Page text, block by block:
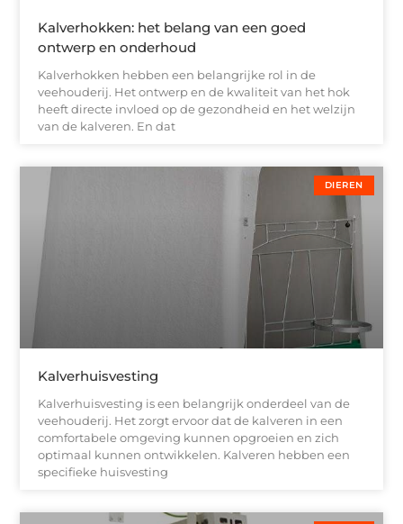
Kalverhokken: het belang van een goed
ontwerp en onderhoud
Kalverhokken hebben een belangrijke rol in de
veehouderij. Het ontwerp en de kwaliteit van het hok
heeft directe invloed op de gezondheid en het welzijn
van de kalveren. En dat
DIEREN
Kalverhuisvesting
Kalverhuisvesting is een belangrijk onderdeel van de
veehouderij. Het zorgt ervoor dat de kalveren in een
comfortabele omgeving kunnen opgroeien en zich
optimaal kunnen ontwikkelen. Kalveren hebben een
specifieke huisvesting